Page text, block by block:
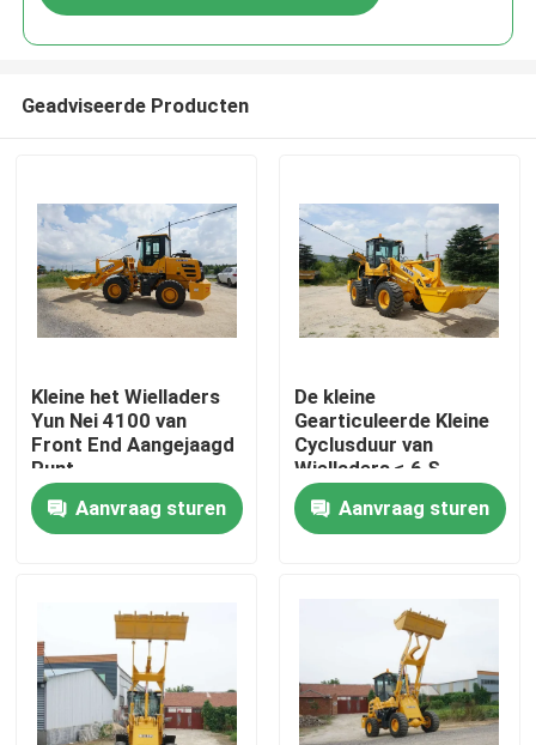
Huis
Ongeveer ons
Geadviseerde Producten
Kleine het Wielladers
Yun Nei 4100 van
Front End Aangejaagd
Punt
Aanvraag sturen
De kleine
Gearticuleerde Kleine
Cyclusduur van
Wielladers ≤ 6 S
Aanvraag sturen